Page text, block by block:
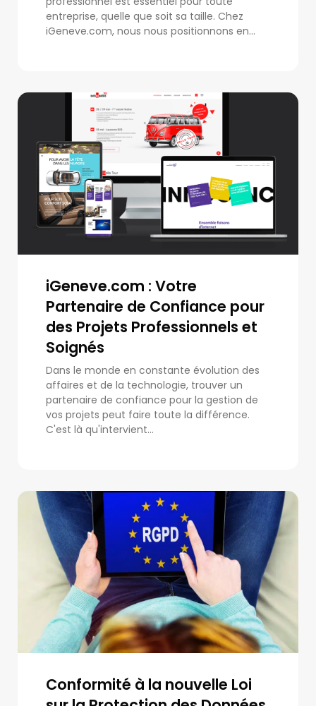
entreprise, quelle que soit sa taille. Chez
iGeneve.com, nous nous positionnons en...
iGeneve.com : Votre
Partenaire de Confiance pour
des Projets Professionnels et
Soignés
Dans le monde en constante évolution des
affaires et de la technologie, trouver un
partenaire de confiance pour la gestion de
vos projets peut faire toute la différence.
C'est là qu'intervient...
Conformité à la nouvelle Loi